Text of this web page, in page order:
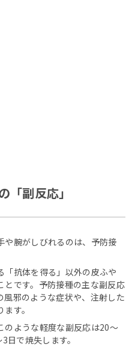
「副反応」
や腕がしびれるのは、予防接
「抗体を得る」以外の皮ふや
です。予防接種の主な副反応
風邪のような症状や、注射した
す。
のような軽度な副反応は20～
で焼失します。